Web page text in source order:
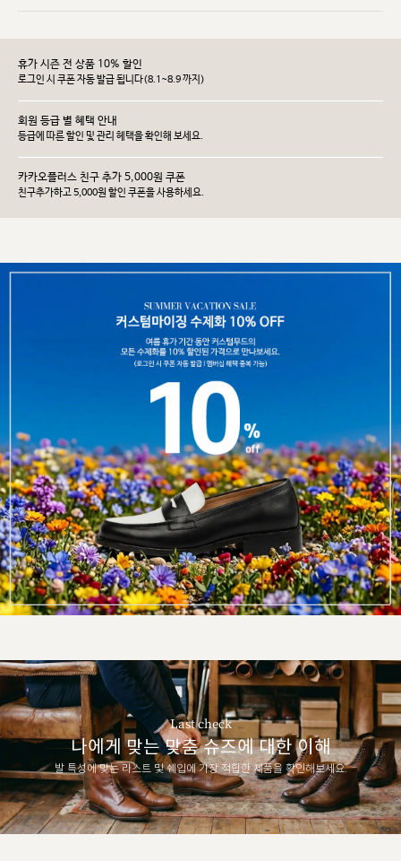
휴가 시즌 전 상품 10% 할인
로그인 시 쿠폰 자동 발급 됩니다(8.1~8.9 까지)
회원 등급 별 혜택 안내
등급에 따른 할인 및 관리 헤택을 확인해 보세요.
카카오플러스 친구 추가 5,000원 쿠폰
친구추가하고 5,000원 할인 쿠폰을 사용하세요.
Last check
나에게 맞는 맞춤 슈즈에 대한 이해
발 특성에 맞는 라스트 및 쉐입에 가장 적합한 제품을 확인해보세요.